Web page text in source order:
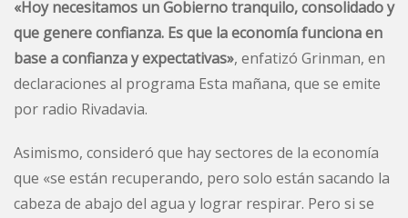
«Hoy necesitamos un Gobierno tranquilo, consolidado y
que genere confianza. Es que la economía funciona en
base a confianza y expectativas», enfatizó Grinman, en
declaraciones al programa Esta mañana, que se emite
por radio Rivadavia.
Asimismo, consideró que hay sectores de la economía
que «se están recuperando, pero solo están sacando la
cabeza de abajo del agua y lograr respirar. Pero si se